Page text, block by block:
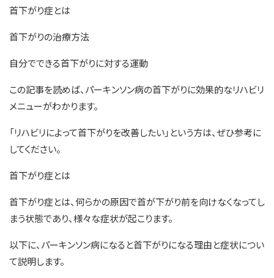
首下がり症とは
首下がりの治療方法
自分でできる首下がりに対する運動
この記事を読めば、パーキンソン病の首下がりに効果的なリハビリ
メニューがわかります。
「リハビリによって首下がりを改善したい」という方は、ぜひ参考に
してください。
首下がり症とは
首下がり症とは、何らかの原因で首が下がり前を向けなくなってし
まう状態であり、様々な症状が起こります。
以下に、パーキンソン病になると首下がりになる理由と症状につい
て説明します。